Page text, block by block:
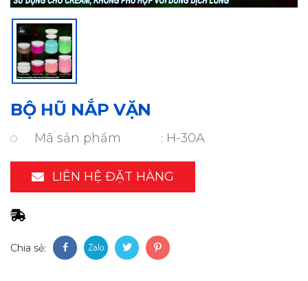
BỘ HŨ NẮP VẶN
Mã sản phẩm H-30A
LIÊN HỆ ĐẶT HÀNG
Chia sẻ: